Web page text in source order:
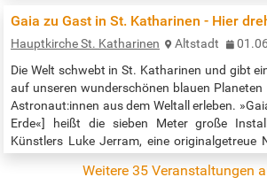
von Konstruktion und Dekonstruktion
und Urheberschaft auflöst. Jeden Tag sind
Gaia zu Gast in St. Katharinen - Hier
Hauptkirche St. Katharinen Altstadt
Die Welt schwebt in St. Katharinen und gibt
auf unseren wunderschönen blauen
Astronaut:innen aus dem Weltall erleben.
Erde«] heißt die sieben Meter große
Künstlers Luke Jerram, eine originalgetreue
Schönheit und Verletzlichkeit unseres
Weitere 35 Veranstaltungen